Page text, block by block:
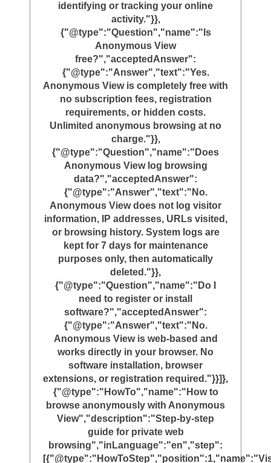
identifying or tracking your online
activity."}},
{"@type":"Question","name":"Is
Anonymous View
free?","acceptedAnswer":
{"@type":"Answer","text":"Yes.
Anonymous View is completely free with
no subscription fees, registration
requirements, or hidden costs.
Unlimited anonymous browsing at no
charge."}},
{"@type":"Question","name":"Does
Anonymous View log browsing
data?","acceptedAnswer":
{"@type":"Answer","text":"No.
Anonymous View does not log visitor
information, IP addresses, URLs visited,
or browsing history. System logs are
kept for 7 days for maintenance
purposes only, then automatically
deleted."}},
{"@type":"Question","name":"Do I
need to register or install
software?","acceptedAnswer":
{"@type":"Answer","text":"No.
Anonymous View is web-based and
works directly in your browser. No
software installation, browser
extensions, or registration required."}}]},
{"@type":"HowTo","name":"How to
browse anonymously with Anonymous
View","description":"Step-by-step
guide for private web
browsing","inLanguage":"en","step":